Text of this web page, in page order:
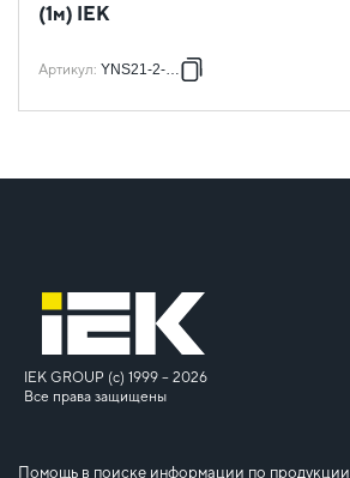
(1м) IEK
Артикул: YNS21-2-100
IEK GROUP (c) 1999 – 2026
Все права защищены
Помощь в поиске информации по продукции